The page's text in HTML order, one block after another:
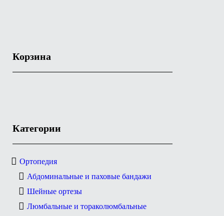
Корзина
Категории
Ортопедия
Абдоминальные и паховые бандажи
Шейные ортезы
Люмбальные и тораколюмбальные